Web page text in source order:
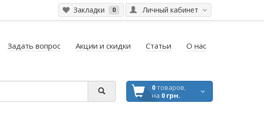
Личный кабинет
Закладки 0
Задать вопрос Акции и скидки Статьи О нас
0товаров,
на 0 грн.